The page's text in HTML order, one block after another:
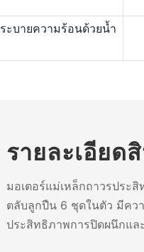
ระบายความร้อนด้วยน้ำ
รายละเอียด
มอเตอร์แม่เหล็กถาวรประ
ตลับลูกปืน 6 ชุดในตัว มีคว
ประสิทธิภาพการปิดผนึกแล